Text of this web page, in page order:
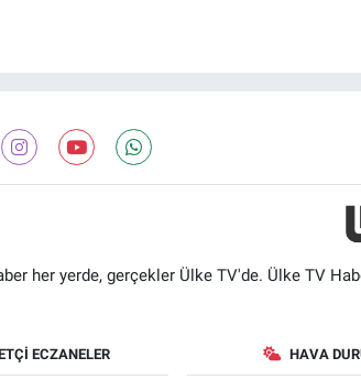
her yerde, gerçekler Ülke TV'de. Ülke TV
ECZANELER HAVA